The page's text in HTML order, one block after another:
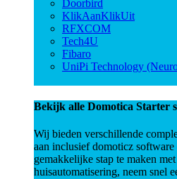
Doorbird
KlikAanKlikUit
RFXCOM
Tech4U
Fibaro
UniPi Technology
Bekijk alle Domotica Starter
Wij bieden verschillende
aan inclusief domoticz
gemakkelijke stap te maken
huisautomatisering, neem snel